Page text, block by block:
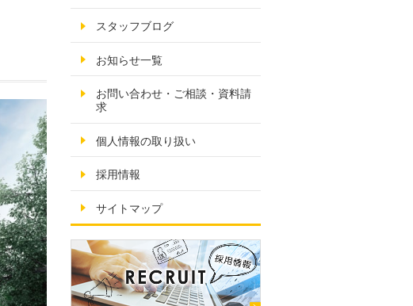
スタッフブログ
お知らせ一覧
お問い合わせ・ご相談・資料請
求
個人情報の取り扱い
採用情報
サイトマップ